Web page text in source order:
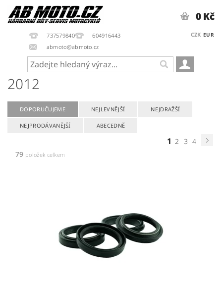
737579840
604916443
abmoto@abmoto.cz
CZK EUR
0 Kč
2012
DOPORUČUJEME NEJLEVNĚJŠÍ NEJDRAŽŠÍ
NEJPRODÁVANĚJŠÍ ABECEDNĚ
1 2 3 4
79 položek celkem